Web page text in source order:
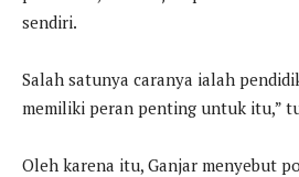
sendiri.
Salah satunya caranya ialah
memiliki peran penting untuk itu,”
Oleh karena itu, Ganjar menyebut